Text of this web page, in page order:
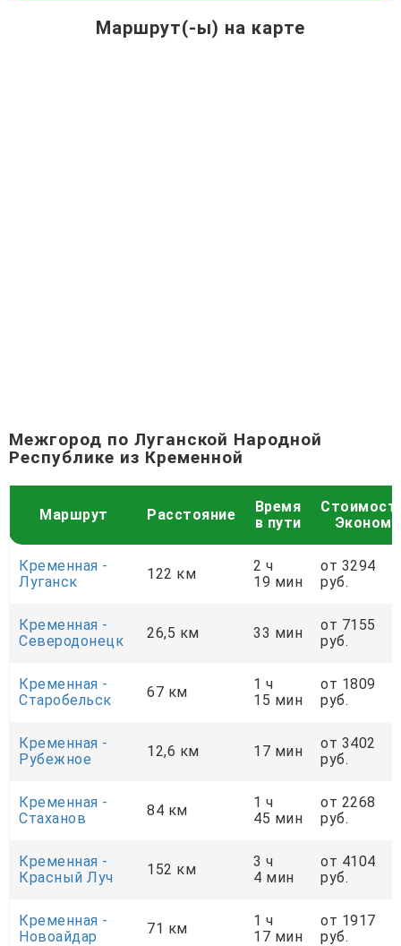
Маршрут(-ы) на карте
Межгород по Луганской Народной
Республике из Кременной
Маршрут Расстояние
Время
в пути
Эконом
Кременная -
Луганск
122 км
2 ч
19 мин
от 3294
руб.
Кременная -
Северодонецк
26,5 км 33 мин
от 7155
руб.
Кременная -
Старобельск
67 км
1 ч
15 мин
от 1809
руб.
Кременная -
Рубежное
12,6 км 17 мин
от 3402
руб.
Кременная -
Стаханов
84 км
1 ч
45 мин
от 2268
руб.
Кременная -
Красный Луч
152 км
3 ч
4 мин
от 4104
руб.
Кременная -
Новоайдар
71 км
1 ч
17 мин
от 1917
руб.